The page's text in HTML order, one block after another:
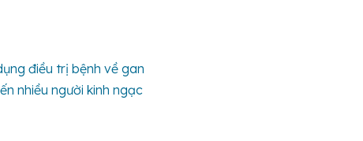
điều trị bệnh về gan
nhiều người kinh ngạc